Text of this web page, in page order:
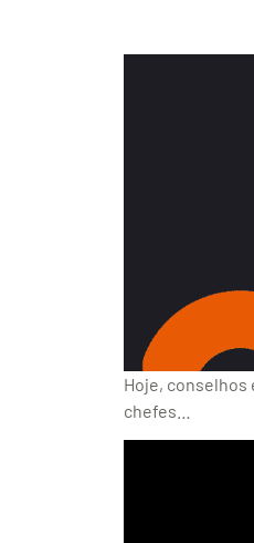
Hoje,
chefes…